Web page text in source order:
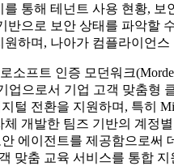
통해 테넌트 사용 현황,
반으로 보안 상태를 파악할
하며, 나아가 컴플라이언
소프트 인증 모던워크
업으로서 기업 고객 맞춤형
털 전환을 지원하며, 특히
개발한 팀즈 기반의 계정
에이전트를 제공함으로써
맞춤 교육 서비스를 통합 지